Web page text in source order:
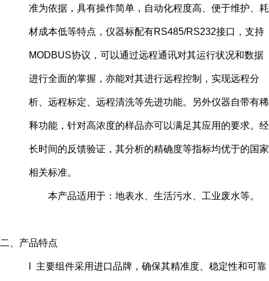
准为依据，具有操作简单，自动化程度高、便于维护、耗
材成本低等特点，仪器标配有RS485/RS232接口，支持
MODBUS协议，可以通过远程通讯对其运行状况和数据
进行全面的掌握，亦能对其进行远程控制，实现远程分
析、远程标定、远程清洗等先进功能。另外仪器自带有稀
释功能，针对高浓度的样品亦可以满足其应用的要求。经
长时间的反馈验证，其分析的精确度等指标均优于的国家
相关标准。
本产品适用于：地表水、生活污水、工业废水等。
二、产品特点
l 主要组件采用进口品牌，确保其精准度、稳定性和可靠